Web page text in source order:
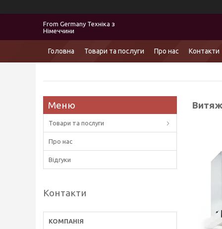
From Germany Техніка з
Німеччини
Головна Товари та послуги Про нас Контакти
Товари та послуги
Про нас
Відгуки
Контакти